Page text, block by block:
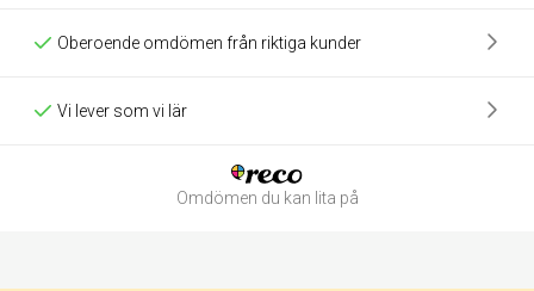
Oberoende omdömen från riktiga kunder
Vi lever som vi lär
Omdömen du kan lita på